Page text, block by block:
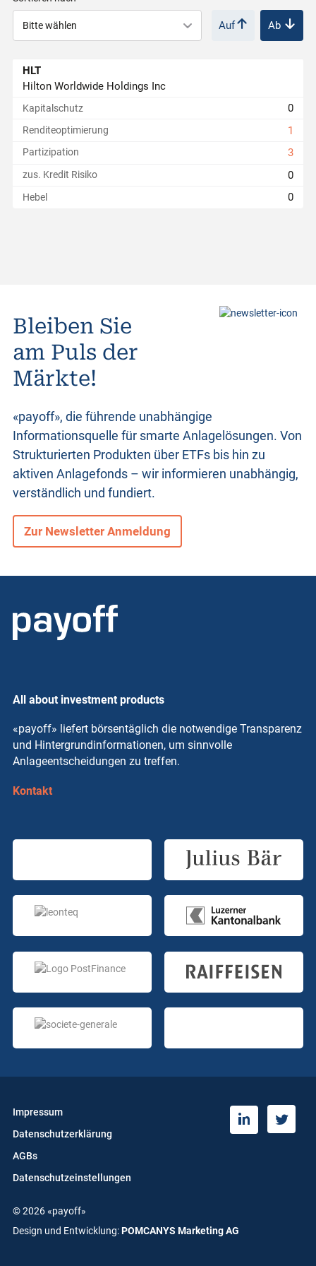
r
e
r
t
r
o
d
u
k
t
e
Auf Ab
HLT
Hilton Worldwide Holdings Inc
Kapitalschutz 0
Renditeoptimierung 1
Partizipation 3
zus. Kredit Risiko 0
Hebel 0
Bleiben Sie
am Puls der
Märkte!
«payoff», die führende unabhängige
Informationsquelle für smarte Anlagelösungen. Von
Strukturierten Produkten über ETFs bis hin zu
aktiven Anlagefonds – wir informieren unabhängig,
verständlich und fundiert.
Zur Newsletter Anmeldung
All about investment products
«payoff» liefert börsentäglich die notwendige Transparenz
und Hintergrundinformationen, um sinnvolle
Anlageentscheidungen zu treffen.
Kontakt
Impressum
Datenschutzerklärung
AGBs
Datenschutzeinstellungen
© 2026 «payoff»
Design und Entwicklung:POMCANYS Marketing AG
L
T